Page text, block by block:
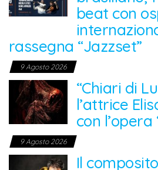
beat con
rassegna “Jazzset”
9 Agosto 2026
“Chiari di
l’attrice
con l’opera
9 Agosto 2026
Il